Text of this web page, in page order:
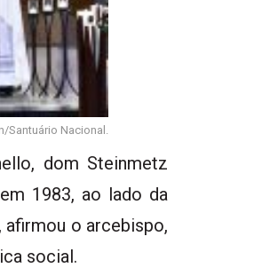
Nacional.
dom Steinmetz
1983, ao lado da
afirmou o arcebispo,
social.